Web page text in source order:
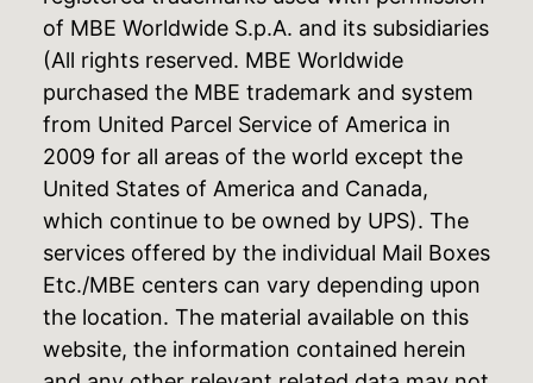
of MBE Worldwide S.p.A. and its subsidiaries
(All rights reserved. MBE Worldwide
purchased the MBE trademark and system
from United Parcel Service of America in
2009 for all areas of the world except the
United States of America and Canada,
which continue to be owned by UPS). The
services offered by the individual Mail Boxes
Etc./MBE centers can vary depending upon
the location. The material available on this
website, the information contained herein